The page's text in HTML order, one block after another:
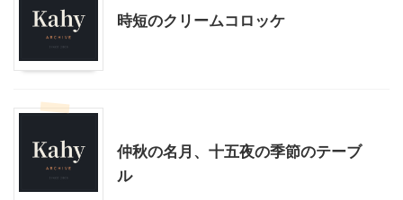
時短のクリームコロッケ
仲秋の名月、十五夜の季節のテーブ
ル